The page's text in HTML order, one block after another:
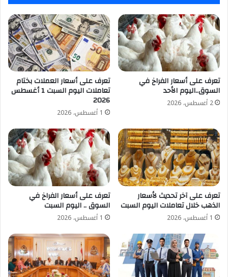
كفاءتها
تعرف على أسعار الفراخ في
السوق..اليوم الأحد
2 أغسطس، 2026
تعرف على أسعار العملات بختام
تعاملات اليوم السبت 1 أغسطس
2026
1 أغسطس، 2026
تعرف على آخر تحديث لأسعار
الذهب خلال تعاملات اليوم السبت
1 أغسطس، 2026
تعرف على أسعار الفراخ في
السوق .. اليوم السبت
1 أغسطس، 2026